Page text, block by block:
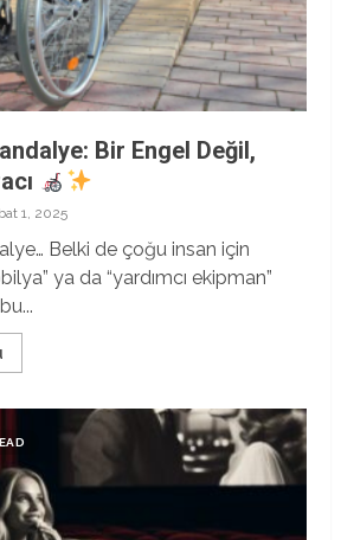
Bir Engel Değil,
1, 2025
Belki de çoğu insan için
ya da “yardımcı ekipman”